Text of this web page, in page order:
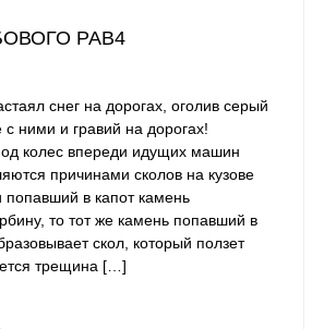
РАВ4
снег на дорогах, оголив серый
с ними и гравий на дорогах!
колес впереди идущих машин
причинами сколов на кузове
в капот камень
то тот же камень попавший в
скол, который ползет
трещина […]